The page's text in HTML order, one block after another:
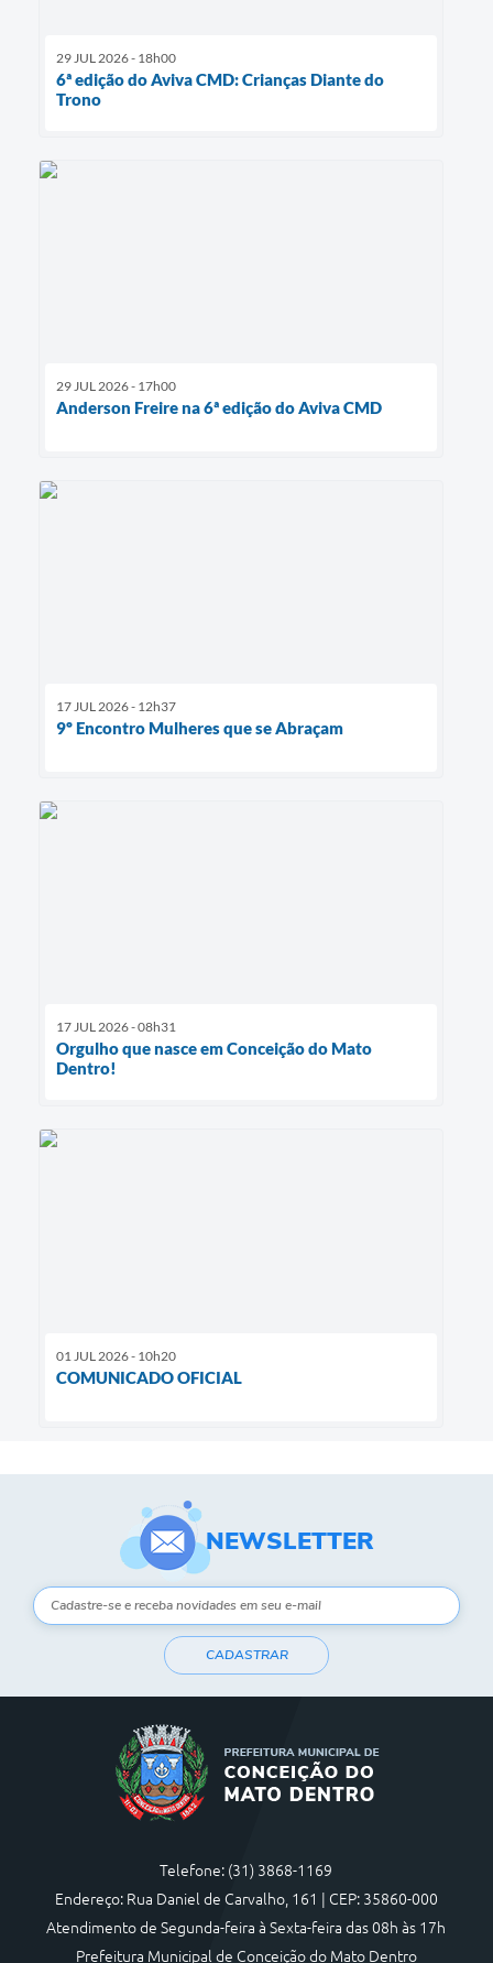
29 JUL 2026 - 18h00
6ª edição do Aviva CMD: Crianças Diante do
Trono
29 JUL 2026 - 17h00
Anderson Freire na 6ª edição do Aviva CMD
17 JUL 2026 - 12h37
9º Encontro Mulheres que se Abraçam
17 JUL 2026 - 08h31
Orgulho que nasce em Conceição do Mato
Dentro!
01 JUL 2026 - 10h20
COMUNICADO OFICIAL
NEWSLETTER
CADASTRAR
Telefone: (31) 3868-1169
Endereço: Rua Daniel de Carvalho, 161 | CEP: 35860-000
Atendimento de Segunda-feira à Sexta-feira das 08h às 17h
Prefeitura Municipal de Conceição do Mato Dentro